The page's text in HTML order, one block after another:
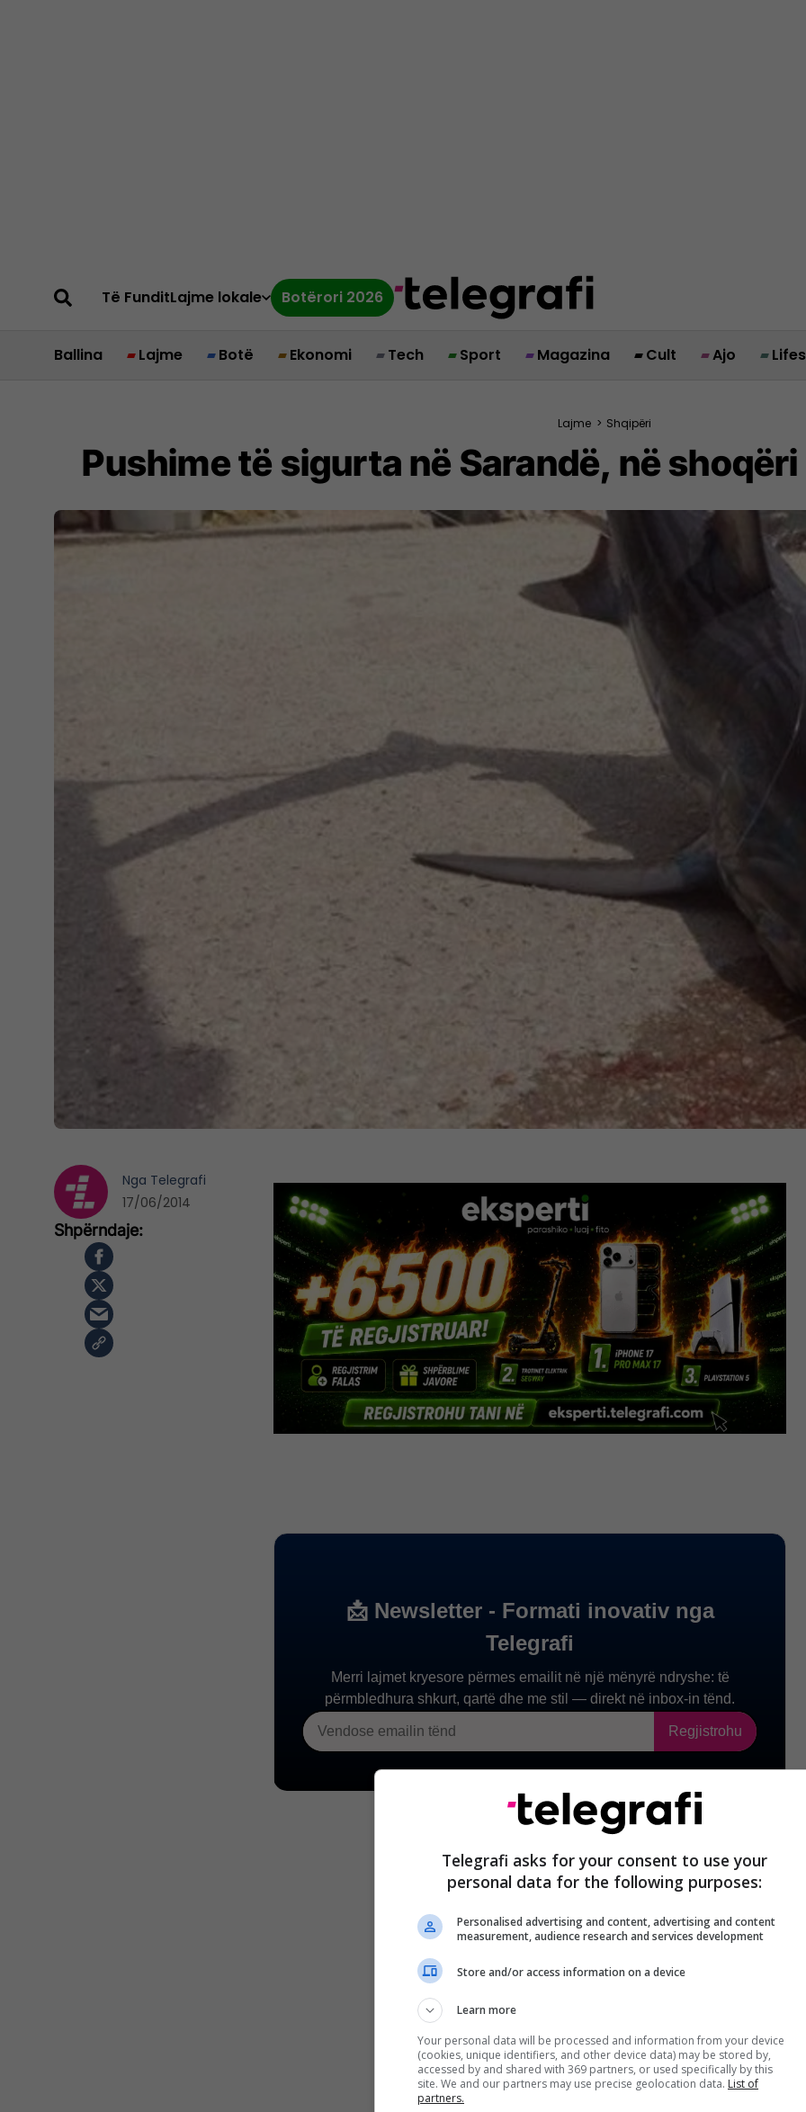
Të FunditLajme lokale Botërori 2026
Ballina Lajme Botë Ekonomi Tech Sport Magazina Cult Ajo
Lajme > Shqipëri
Pushime të sigurta në Sarandë, në
Nga Telegrafi
17/06/2014
Telegrafi asks for your consent to use your
personal data for the following purposes:
Personalised advertising and content, advertising and content
measurement, audience research and services development
Store and/or access information on a device
Learn more
Your personal data will be processed and information from your device
(cookies, unique identifiers, and other device data) may be stored by,
accessed by and shared with 369 partners, or used specifically by this
site. We and our partners may use precise geolocation data. List of
partners.